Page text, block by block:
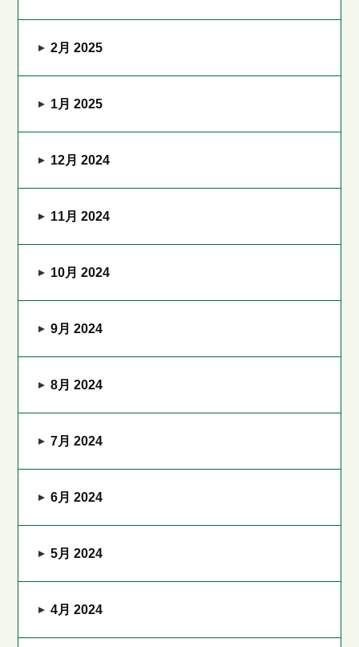
2月 2025
1月 2025
12月 2024
11月 2024
10月 2024
9月 2024
8月 2024
7月 2024
6月 2024
5月 2024
4月 2024